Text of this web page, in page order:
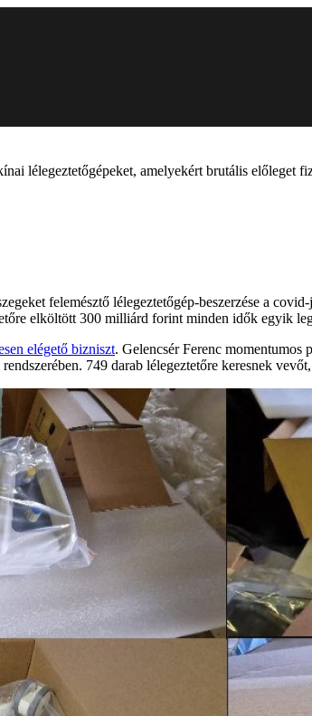
lélegeztetőgépeket, amelyekért brutális előleget
felemésztő lélegeztetőgép-beszerzése a
elköltött 300 milliárd forint minden idők egyik
elégető bizniszt. Gelencsér Ferenc momentumos
749 darab lélegeztetőre keresnek